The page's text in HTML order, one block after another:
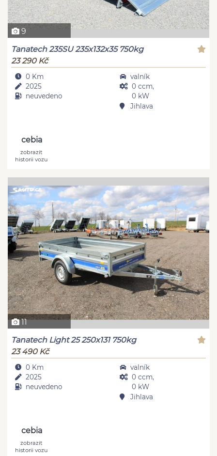
9
Tanatech 235SU 235x132x35 750kg
23 290 Kč
0 Km
2025
neuvedeno
valník
0 ccm,
0 kW
Jihlava
cebia
zobrazit
historii vozu
11
Tanatech Light 25 250x131 750kg
23 490 Kč
0 Km
2025
neuvedeno
valník
0 ccm,
0 kW
Jihlava
cebia
zobrazit
historii vozu